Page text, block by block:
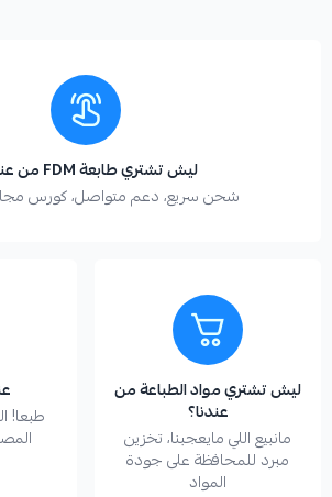
ليش تشتري طابعة FDM من عندنا؟
شحن سريع، دعم متواصل، كورس
ليش تشتري مواد الطباعة من
عندنا؟
مانبيع اللي مايعجبنا، تخزين
مبرد للمحافظة على جودة
المواد
طبعا!